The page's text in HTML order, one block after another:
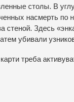
столы. В
насмерть по
стеной. Здесь
убивали
треба